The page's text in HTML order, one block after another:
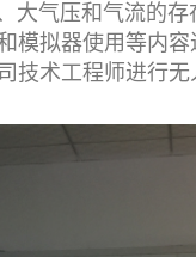
气压和气流的存
模拟器使用等内
术工程师进行